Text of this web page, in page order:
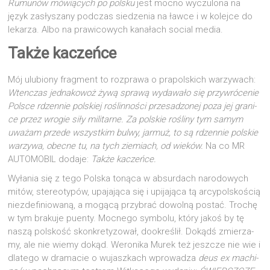
Rumu­nów mówią­cych po pol­skujest moc­no wyczu­lo­na na
język zasły­sza­ny pod­czas sie­dze­nia na ław­ce i w kolej­ce do
leka­rza. Albo na pra­wi­co­wych kana­łach social media.
Także kaczeńce
Mój ulu­bio­ny frag­ment to roz­pra­wa o pra­pol­skich warzy­wach:
Wten­czas jed­na­ko­woż żywą spra­wą wyda­wa­ło się przy­wró­ce­nie
Pol­sce rdzen­nie pol­skiej roślin­no­ści prze­sa­dzo­nej poza jej gra­ni­
ce przez wro­gie siły mili­tar­ne. Za pol­skie rośli­ny tym samym
uwa­żam przede wszyst­kim bul­wy, jar­muż, to są rdzen­nie pol­skie
warzy­wa, obec­ne tu, na tych zie­miach, od wie­ków. Na co MR
AUTOMOBIL doda­je: Tak­że kaczeńce.
Wyła­nia się z tego Pol­ska toną­ca w absur­dach naro­do­wych
mitów, ste­reo­ty­pów, upa­ja­ją­ca się i upi­ja­ją­ca tą arcy­pol­sko­ścią
nie­zde­fi­nio­wa­ną, a mogą­cą przy­brać dowol­ną postać. Tro­chę
w tym bra­ku­je puen­ty. Moc­ne­go sym­bo­lu, któ­ry jakoś by tę
naszą pol­skość skon­kre­ty­zo­wał, dookre­ślił. Dokądś zmie­rza­
my, ale nie wie­my dokąd. Wero­ni­ka Murek też jesz­cze nie wie i
dla­te­go w dra­ma­cie o wujasz­kach wpro­wa­dza deus ex machi­